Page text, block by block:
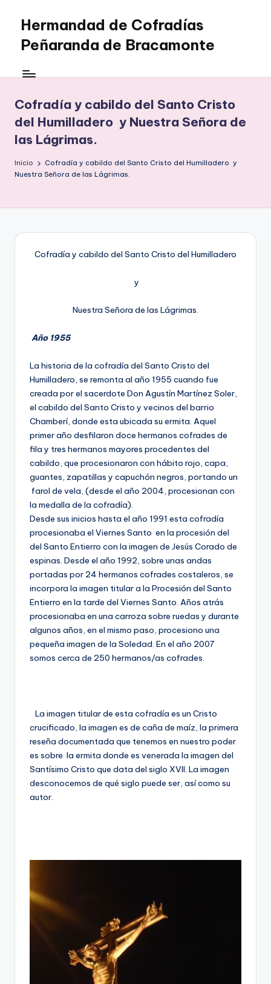
Saltar
contenido
Hermandad de Cofradías
Peñaranda de Bracamonte
Cofradía y cabildo del Santo Cristo
del Humilladero y Nuestra Señora de
las Lágrimas.
Inicio
Cofradía y cabildo del Santo Cristo del Humilladero y
Nuestra Señora de las Lágrimas.
Cofradía y cabildo del Santo Cristo del Humilladero
y
Nuestra Señora de las Lágrimas.
Año 1955
La historia de la cofradía del Santo Cristo del
Humilladero, se remonta al año 1955 cuando fue
creada por el sacerdote Don Agustín Martínez Soler,
el cabildo del Santo Cristo y vecinos del barrio
Chamberí, donde esta ubicada su ermita. Aquel
primer año desfilaron doce hermanos cofrades de
fila y tres hermanos mayores procedentes del
cabildo, que procesionaron con hábito rojo, capa,
guantes, zapatillas y capuchón negros, portando un
farol de vela, (desde el año 2004, procesionan con
la medalla de la cofradía).
Desde sus inicios hasta el año 1991 esta cofradía
procesionaba el Viernes Santo en la procesión del
del Santo Entierro con la imagen de Jesús Corado de
espinas. Desde el año 1992, sobre unas andas
portadas por 24 hermanos cofrades costaleros, se
incorpora la imagen titular a la Procesión del Santo
Entierro en la tarde del Viernes Santo. Años atrás
procesionaba en una carroza sobre ruedas y durante
algunos años, en el mismo paso, procesiono una
pequeña imagen de la Soledad. En el año 2007
somos cerca de 250 hermanos/as cofrades.
La imagen titular de esta cofradía es un Cristo
crucificado, la imagen es de caña de maíz, la primera
reseña documentada que tenemos en nuestro poder
es sobre la ermita donde es venerada la imagen del
Santísimo Cristo que data del siglo XVII. La imagen
desconocemos de qué siglo puede ser, así como su
autor.